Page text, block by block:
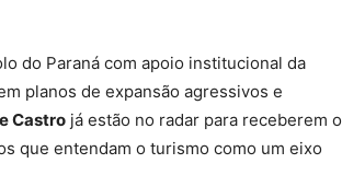
do Paraná com apoio institucional da
planos de expansão agressivos e
Castro já estão no radar para receberem o
que entendam o turismo como um eixo